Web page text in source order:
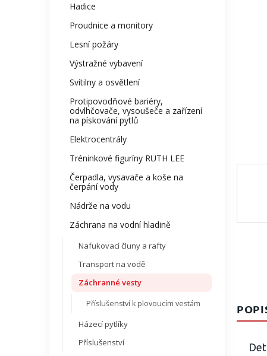
Hadice
Proudnice a monitory
Lesní požáry
Výstražné vybavení
Svítilny a osvětlení
Protipovodňové bariéry,
odvlhčovače, vysoušeče a zařízení
na pískování pytlů
Elektrocentrály
Tréninkové figuríny RUTH LEE
Čerpadla, vysavače a koše na
čerpání vody
Nádrže na vodu
Záchrana na vodní hladině
Nafukovací čluny a rafty
Transport na vodě
Záchranné vesty
Příslušenství k plovoucím vestám
Házecí pytlíky
Příslušenství